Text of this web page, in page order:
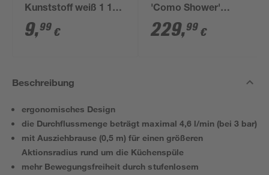
Kunststoff weiß 1 1/2'
x 40/50 mm
9,99 €
'Como Shower'
Edelstahl
229,99 €
Beschreibung
ergonomisches Design
die Durchflussmenge beträgt maximal 4,6 l/min (bei 3 bar)
mit Ausziehbrause (0,5 m) für einen größeren
Aktionsradius rund um die Küchenspüle
mehr Bewegungsfreiheit durch stufenlosem